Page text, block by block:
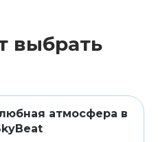
выбрать
атмосфера в